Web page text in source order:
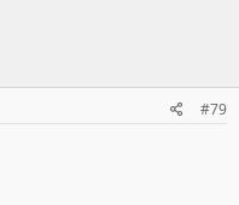
#79